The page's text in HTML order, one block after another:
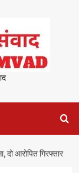
दो आरोपित गिरफ्तार